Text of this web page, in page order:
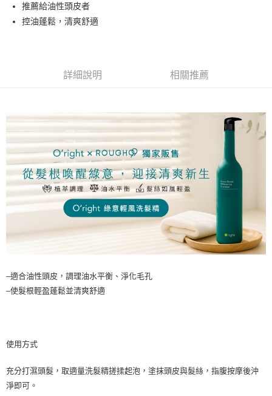
3.實際核准額度、可分期數及費用金額請依後續交易確認頁面所載為準。
4.訂單成立30分鐘內，如未前往確認交易或遇審核未通過，訂單將自動取
【注意事項】
1.本服務係由「台灣大哥大股份有限公司」（以下簡稱本公司）所提供，讓
用戶於交易時，得透過本服務購買商品或服務，並由商店將買賣／分期付款
買賣價金債權讓與本公司後，依約使用本公司帳單繳交帳款。
2.基於同意付款使用「大哥付你分期」之契約關係目的，商店將以您的個人
資料（包含姓名、電話或地址）提供予台灣大哥大進項蒐集、處理及利用，
由本公司與您本人進行分期帳單所需資料之確認、核對及更正。
3.完整用戶服務條款，請詳閱以下連結：https://oppay.tw/userRule
全家取貨付款
每筆NT$65，滿NT$1,699(含以上)免運費
付款後7-11取貨
每筆NT$65，滿NT$1,699(含以上)免運費
宅配
每筆NT$80，滿NT$1,699(含以上)免運費
宅配-離島
推薦給油性頭皮者
控油蓬鬆，清爽舒適
詳細說明 相關推薦
–適合油性頭皮，調理油水平衡、淨化毛孔
–使髮根輕盈蓬鬆並清爽舒適
使用方式
充分打濕頭髮，取適量洗髮精搓揉起泡，塗抹頭皮與髮絲，指腹按摩後沖
淨即可。